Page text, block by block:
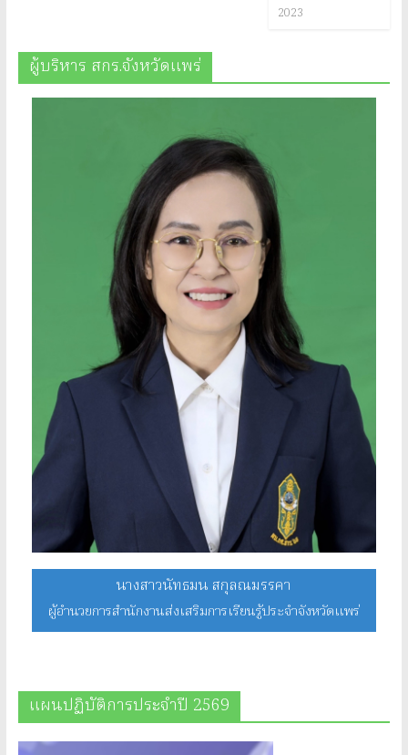
2023
ผู้บริหาร สกร.จังหวัดแพร่
นางสาวนัทธมน สกุลณมรรคา
ผู้อำนวยการสำนักงานส่งเสริมการเรียนรู้ประจำจังหวัดแพร่
แผนปฏิบัติการประจำปี 2569